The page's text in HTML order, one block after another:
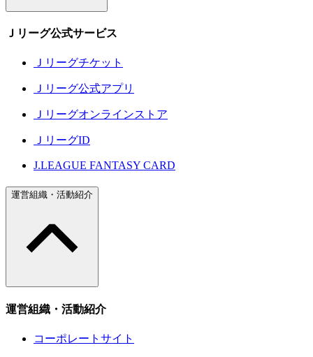
Ｊリーグ公式サービス
Ｊリーグチケット
Ｊリーグ公式アプリ
Ｊリーグオンラインストア
ＪリーグID
J.LEAGUE FANTASY CARD
運営組織・活動紹介
運営組織・活動紹介
コーポレートサイト